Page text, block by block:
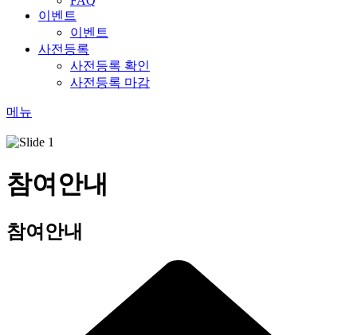
이벤트
이벤트
사전등록
사전등록 확인
사전등록 마감
메뉴
참여안내
참여안내